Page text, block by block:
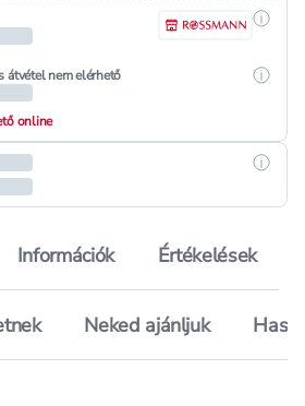
átvétel nem elérhető
online
Információk Értékelések
Neked ajánljuk